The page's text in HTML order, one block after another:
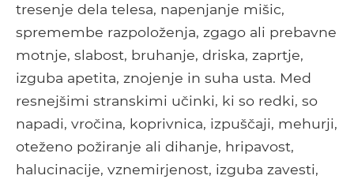
tresenje dela telesa, napenjanje mišic,
spremembe razpoloženja, zgago ali prebavne
motnje, slabost, bruhanje, driska, zaprtje,
izguba apetita, znojenje in suha usta. Med
resnejšimi stranskimi učinki, ki so redki, so
napadi, vročina, koprivnica, izpuščaji, mehurji,
oteženo požiranje ali dihanje, hripavost,
halucinacije, vznemirjenost, izguba zavesti,